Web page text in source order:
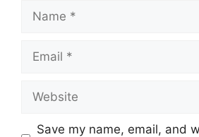
Name
Email
Website
Save my name, email, and